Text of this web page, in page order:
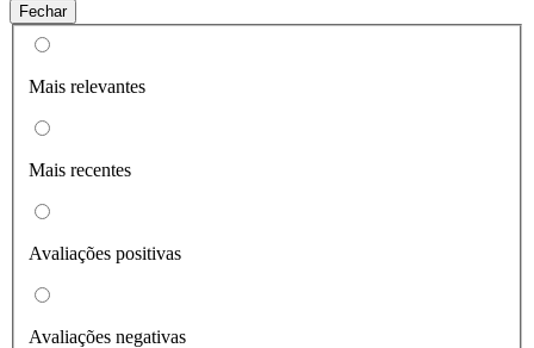
Fechar
Mais relevantes
Mais recentes
Avaliações positivas
Avaliações negativas